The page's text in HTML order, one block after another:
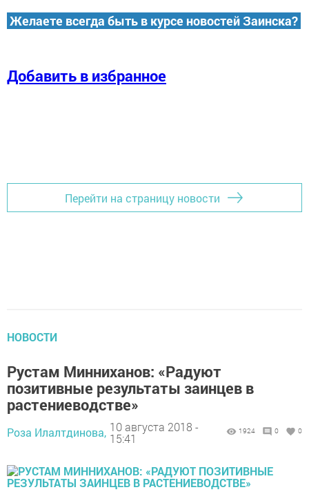
Желаете всегда быть в курсе новостей Заинска?
Добавить в избранное
Перейти на страницу новости
НОВОСТИ
Рустам Минниханов: «Радуют
позитивные результаты заинцев в
растениеводстве»
Роза Илалтдинова, 10 августа 2018 -
15:41
1924 0 0